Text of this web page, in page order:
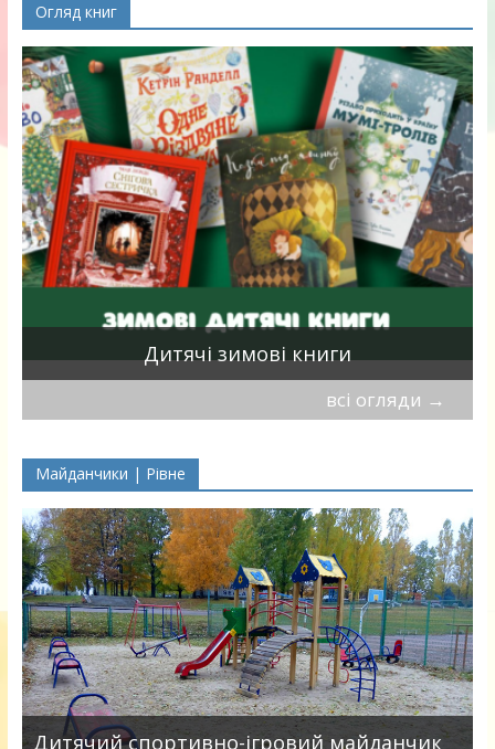
Огляд книг
Дитячі зимові книги
всі огляди →
Майданчики | Рівне
Дитячий спортивно-ігровий майданчик